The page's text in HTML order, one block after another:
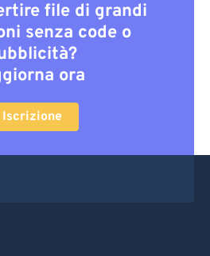
file di grandi
senza code o
ora
Iscrizione